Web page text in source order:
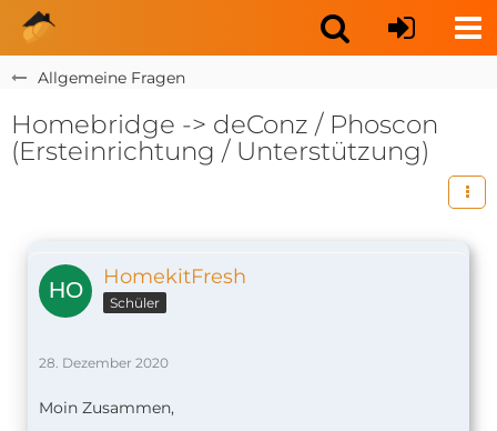
Allgemeine Fragen
Homebridge -> deConz / Phoscon
(Ersteinrichtung / Unterstützung)
HomekitFresh
Schüler
28. Dezember 2020
Moin Zusammen,